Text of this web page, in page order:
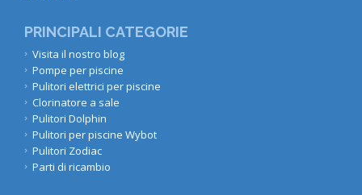
PRINCIPALI CATEGORIE
Visita il nostro blog
Pompe per piscine
Pulitori elettrici per piscine
Clorinatore a sale
Pulitori Dolphin
Pulitori per piscine Wybot
Pulitori Zodiac
Parti di ricambio